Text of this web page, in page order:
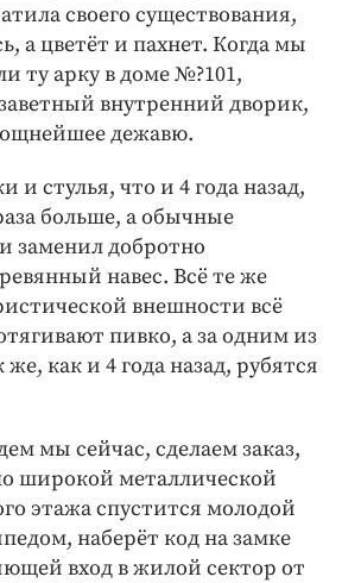
своего существования,
а цветёт и пахнет. Когда мы
ту арку в доме №?101,
внутренний дворик,
дежавю.
и стулья, что и 4 года назад,
больше, а обычные
заменил добротно
навес. Всё те же
внешности всё
пивко, а за одним из
же, как и 4 года назад, рубятся
мы сейчас, сделаем заказ,
широкой металлической
этажа спустится молодой
наберёт код на замке
вход в жилой сектор от